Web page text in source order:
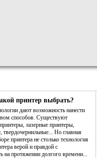
принтер выбрать?
дают возможность нанести
способов. Существуют
лазерные принтеры,
Но главная
принтера не столько технология
верой и правдой с
на протяжении долгого времени...